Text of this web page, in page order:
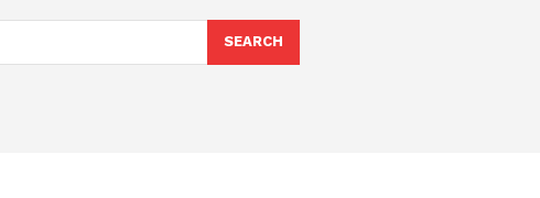
SEARCH